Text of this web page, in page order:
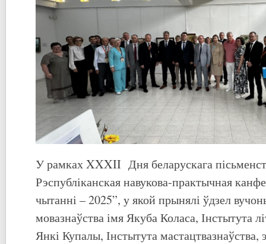
У рамках XXXII Дня беларускага
Рэспубліканская навукова-практычная
чытанні – 2025”, у якой прынялі ўдзел
мовазнаўства імя Якуба Коласа, Інстытута
Янкі Купалы, Інстытута мастацтвазнаўства,